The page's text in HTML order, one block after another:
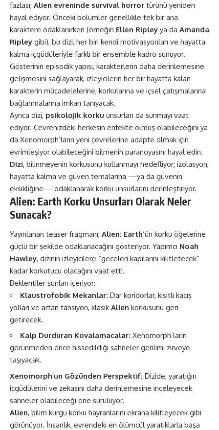
fazlası; Alien evreninde survival horror türünü yeniden
hayal ediyor. Önceki bölümler genellikle tek bir ana
karaktere odaklanırken (örneğin Ellen Ripley ya da Amanda
Ripley gibi), bu dizi, her biri kendi motivasyonları ve hayatta
kalma içgüdüleriyle farklı bir ensemble kadro sunuyor.
Gösterinin episodik yapısı, karakterlerin daha derinlemesine
gelişmesini sağlayarak, izleyicilerin her bir hayatta kalan
karakterin mücadelelerine, korkularına ve içsel çatışmalarına
bağlanmalarına imkan tanıyacak.
Ayrıca dizi, psikolojik korku unsurları da sunmayı vaat
ediyor. Çevrenizdeki herkesin enfekte olmuş olabileceğini ya
da Xenomorph’ların yeni çevrelerine adapte olmak için
evrimleşiyor olabileceğini bilmenin paranoyasını hayal edin.
Dizi, bilinmeyenin korkusunu kullanmayı hedefliyor; izolasyon,
hayatta kalma ve güven temalarına —ya da güvenin
eksikliğine— odaklanarak korku unsurlarını derinleştiriyor​.
Alien: Earth Korku Unsurları Olarak Neler
Sunacak?
Yayınlanan teaser fragmanı, Alien: Earth’ün korku öğelerine
güçlü bir şekilde odaklanacağını gösteriyor. Yapımcı Noah
Hawley, dizinin izleyicilere “geceleri kapılarını kilitletecek”
kadar korkutucu olacağını vaat etti.
Beklentiler şunları içeriyor:
Klaustrofobik Mekanlar: Dar koridorlar, kısıtlı kaçış
yolları ve artan tansiyon, klasik Alien korkusunu geri
getirecek.
Kalp Durduran Kovalamacalar: Xenomorph’ların
görünmeden önce hissedildiği sahneler gerilimi zirveye
taşıyacak.
Xenomorph’un Gözünden Perspektif: Dizide, yaratığın
içgüdülerini ve zekasını daha derinlemesine inceleyecek
sahneler olabileceği öne sürülüyor​.
Alien, bilim kurgu korku hayranlarını ekrana kilitleyecek gibi
görünüyor. İnsanlık, evrendeki en ölümcül yaratıklarla başa